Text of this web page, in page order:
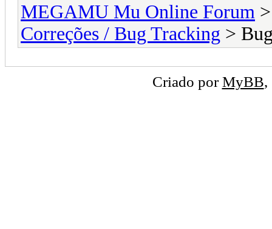
MEGAMU Mu Online Forum
Correções / Bug Tracking >
Criado porMyBB,